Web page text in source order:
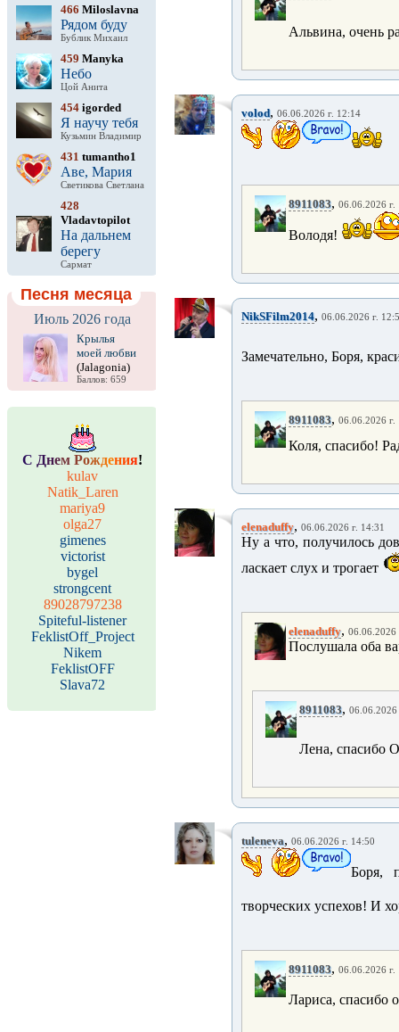
466 Miloslavna
Рядом буду
Бублик Михаил
459 Manyka
Небо
Цой Анита
454 igorded
Я научу тебя
Кузьмин Владимир
431 tumantho1
Аве, Мария
Светикова Светлана
428
Vladavtopilot
На дальнем
берегу
Сармат
Песня месяца
Июль 2026 года
Крылья
моей любви
(Jalagonia)
Баллов: 659
С Днем Рождения!
kulav
Natik_Laren
mariya9
olga27
gimenes
victorist
bygel
strongcent
89028797238
Spiteful-listener
FeklistOff_Project
Nikem
FeklistOFF
Slava72
Альвина, очень
volod, 06.06.2026 г. 12:14
8911083, 06.06.2026 г.
Володя!
NikSFilm2014, 06.06.2026 г.
Замечательно, Боря,
8911083, 06.06.2026 г.
Коля, спасибо!
elenaduffy, 06.06.2026 г. 14:31
Ну а что, получилось
ласкает слух и трогает
elenaduffy, 06.06.2026
Послушала оба
8911083, 06.06.2026
Лена, спасибо
tuleneva, 06.06.2026 г. 14:50
Боря,
творческих успехов! И
8911083, 06.06.2026 г.
Лариса, спасибо